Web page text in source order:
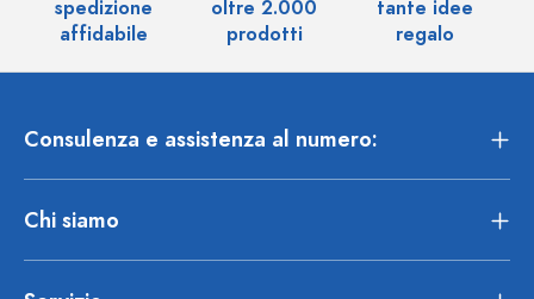
spedizione
affidabile
oltre 2.000
prodotti
tante idee
regalo
Consulenza e assistenza al numero:
Chi siamo